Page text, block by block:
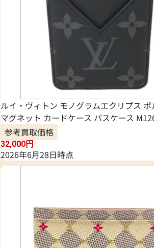
ルイ・ヴィトン モノグラムエクリプス ポ
マグネット カードケース パスケース
参考買取価格
32,000円
2026年6月28日時点